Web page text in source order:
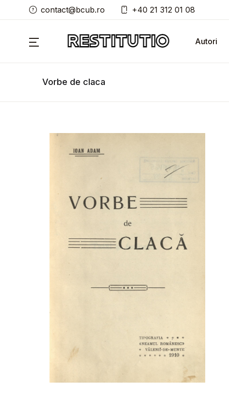
contact@bcub.ro +40 21 312 01 08
Autori
Vorbe de claca